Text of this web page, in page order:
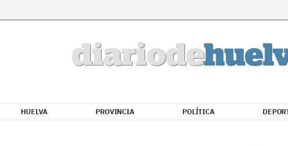
HUELVA PROVINCIA POLÍTICA